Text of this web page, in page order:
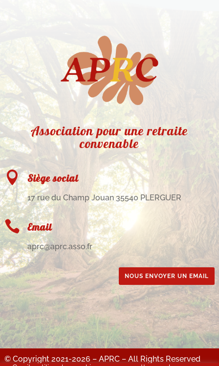
Association pour une retraite
convenable
 Siège social
17 rue du Champ Jouan 35540 PLERGUER
 Email
aprc@aprc.asso.fr
NOUS ENVOYER UN EMAIL
© Copyright 2021-2026 – APRC – All Rights Reserved